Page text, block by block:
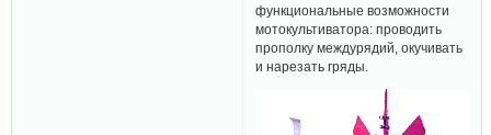
функциональные возможности
мотокультиватора: проводить
прополку междурядий, окучивать
и нарезать гряды.